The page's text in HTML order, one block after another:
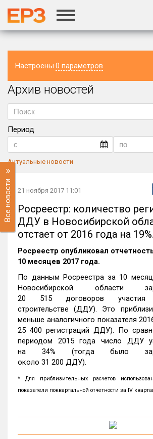
Настроены 0 параметров
Регион
Архив новостей
Период
Актуальные новости
Все новости 21 ноября 2017 11:01
Росреестр: количество
ДДУ в Новосибирской
отстает от 2016 года на 19%.
Росреестр опубликовал
10 месяцев 2017 года.
По данным Росреестра за 10
Новосибирской области
20 515 договоров
строительстве (ДДУ). Это
меньше аналогичного показателя
25 400 регистраций ДДУ). По
периодом 2015 года число ДДУ
на 34% (тогда было
около 31 200 ДДУ).
* Для приблизительных расчетов
показатели поквартальной отчетности за IV